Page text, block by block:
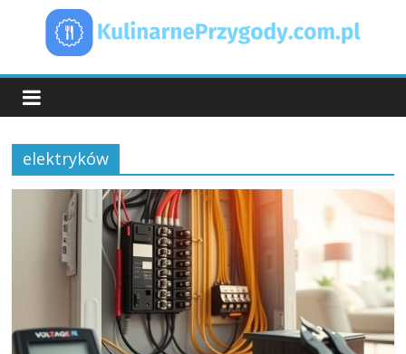
content
elektryków